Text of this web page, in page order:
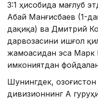
3:1 ҳисобида мағлуб
Aбай Манғисбаев (1-
дақиқа) ва Дмитрий
дарвозасини ишғол
жамоасидан эса
имкониятдан
Шунингдек,
дивизионнинг A